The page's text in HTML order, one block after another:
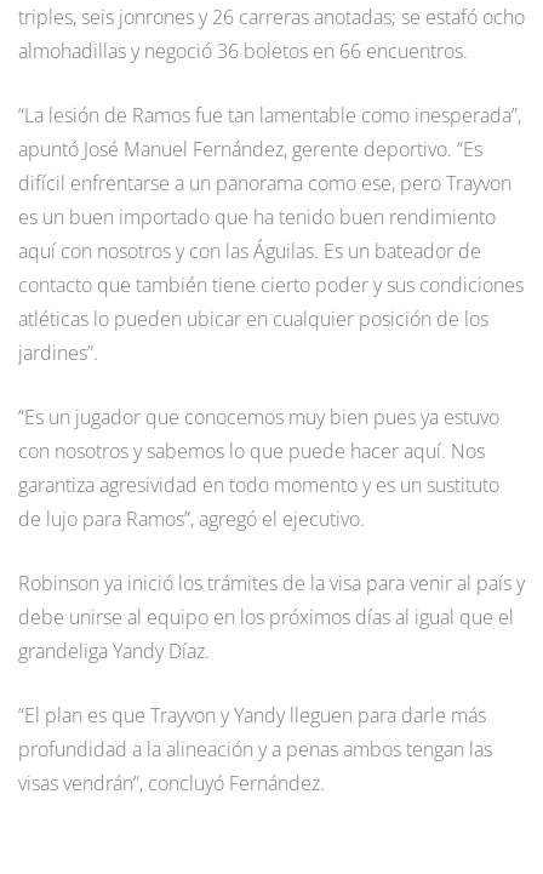
triples, seis jonrones y 26 carreras anotadas; se estafó ocho
almohadillas y negoció 36 boletos en 66 encuentros.
“La lesión de Ramos fue tan lamentable como inesperada”,
apuntó José Manuel Fernández, gerente deportivo. “Es
difícil enfrentarse a un panorama como ese, pero Trayvon
es un buen importado que ha tenido buen rendimiento
aquí con nosotros y con las Águilas. Es un bateador de
contacto que también tiene cierto poder y sus condiciones
atléticas lo pueden ubicar en cualquier posición de los
jardines”.
“Es un jugador que conocemos muy bien pues ya estuvo
con nosotros y sabemos lo que puede hacer aquí. Nos
garantiza agresividad en todo momento y es un sustituto
de lujo para Ramos”, agregó el ejecutivo.
Robinson ya inició los trámites de la visa para venir al país y
debe unirse al equipo en los próximos días al igual que el
grandeliga Yandy Díaz.
“El plan es que Trayvon y Yandy lleguen para darle más
profundidad a la alineación y a penas ambos tengan las
visas vendrán”, concluyó Fernández.